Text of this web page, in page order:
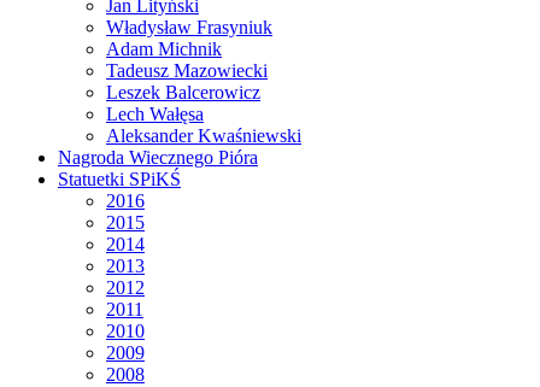
Jan Lityński
Władysław Frasyniuk
Adam Michnik
Tadeusz Mazowiecki
Leszek Balcerowicz
Lech Wałęsa
Aleksander Kwaśniewski
Nagroda Wiecznego Pióra
Statuetki SPiKŚ
2016
2015
2014
2013
2012
2011
2010
2009
2008